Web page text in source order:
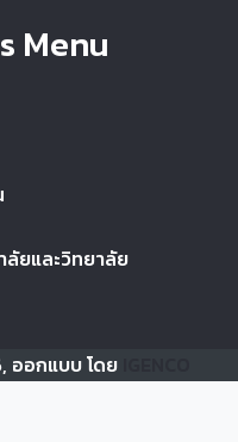
Menu
ยและวิทยาลัย
ออกแบบ โดย